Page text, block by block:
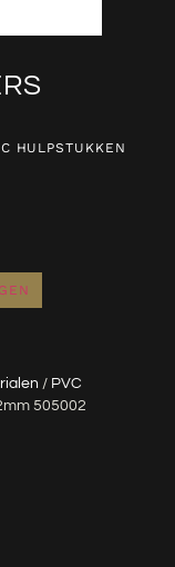
/ PVC
505002
HULPSTUKKEN